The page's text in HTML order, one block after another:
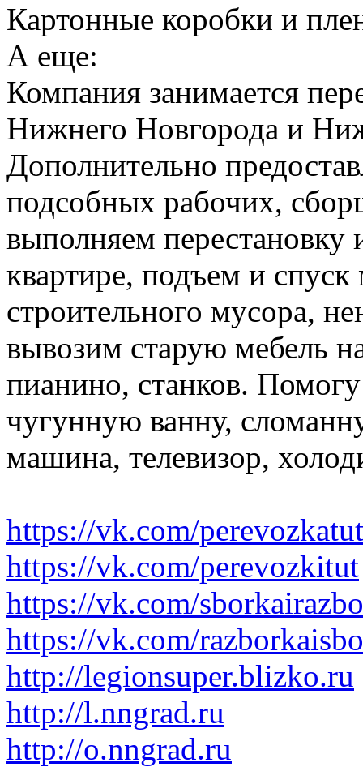
Картонные коробки и
А еще:
Компания занимается
Нижнего Новгорода и
Дополнительно
подсобных рабочих,
выполняем перестановку
квартире, подъем и спуск
строительного мусора,
вывозим старую мебель
пианино, станков.
чугунную ванну,
машина, телевизор,
https://vk.com/perevozkatut
https://vk.com/perevozkitut
https://vk.com/
https://vk.com/
http://legionsuper.blizko.ru
http://l.nngrad.ru
http://o.nngrad.ru